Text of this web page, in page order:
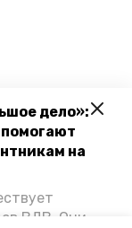
дело»:
на
ВДВ. Они